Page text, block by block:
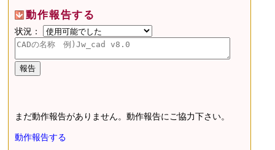
動作報告する
状況：
まだ動作報告がありません。動作報告にご協力下さい。
動作報告する